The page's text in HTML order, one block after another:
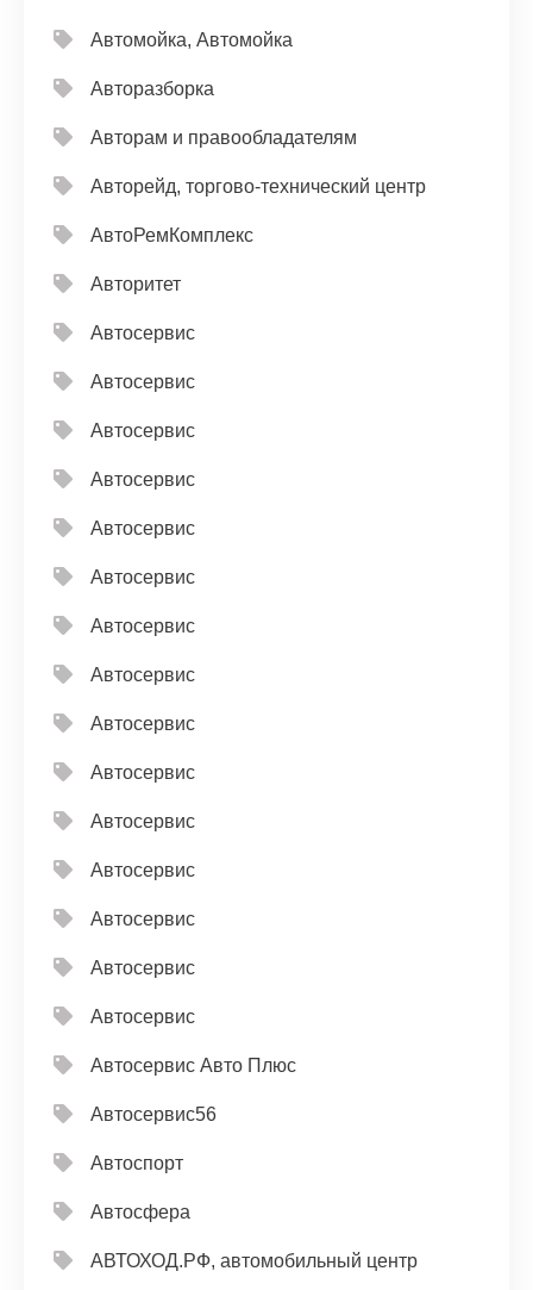
Автомойка, Автомойка
Авторазборка
Авторам и правообладателям
Авторейд, торгово-технический центр
АвтоРемКомплекс
Авторитет
Автосервис
Автосервис
Автосервис
Автосервис
Автосервис
Автосервис
Автосервис
Автосервис
Автосервис
Автосервис
Автосервис
Автосервис
Автосервис
Автосервис
Автосервис
Автосервис Авто Плюс
Автосервис56
Автоспорт
Автосфера
АВТОХОД.РФ, автомобильный центр